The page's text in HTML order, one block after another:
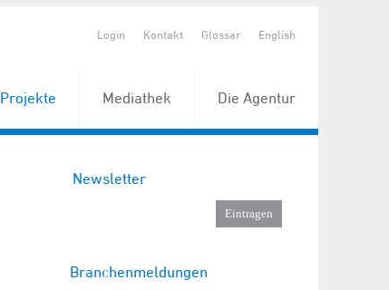
Login Kontakt Glossar English
Projekte Mediathek Die Agentur
Newsletter
Branchenmeldungen